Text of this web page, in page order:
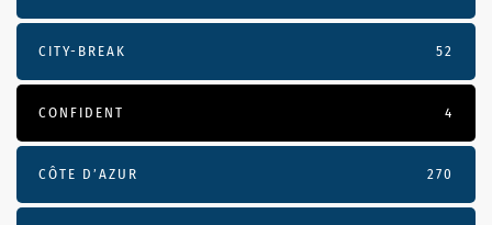
CITY-BREAK 52
CONFIDENT 4
CÔTE D’AZUR 270